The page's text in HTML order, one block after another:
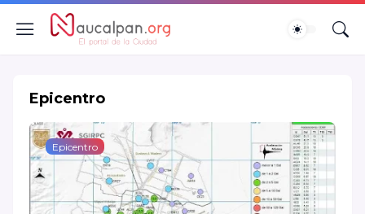
Epicentro
Epicentro